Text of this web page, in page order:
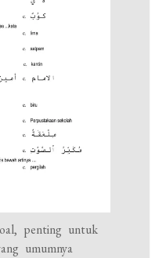
penting untuk
umumnya